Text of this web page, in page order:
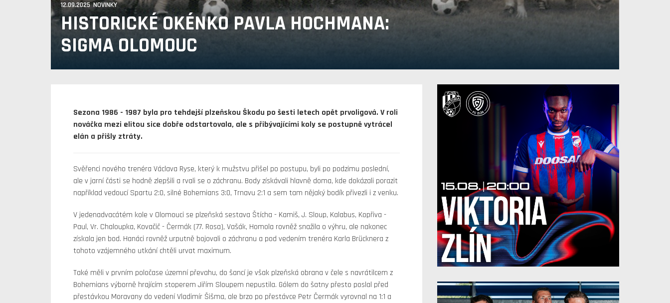
12.09.2025 NOVINKY
HISTORICKÉ OKÉNKO PAVLA HOCHMANA:
SIGMA OLOMOUC
Sezona 1986 - 1987 byla pro tehdejší plzeňskou Škodu po šesti letech opět prvoligová. V roli
nováčka mezi elitou sice dobře odstartovala, ale s přibývajícími koly se postupně vytrácel
elán a přišly ztráty.
Svěřenci nového trenéra Václava Ryse, který k mužstvu přišel po postupu, byli po podzimu poslední,
ale v jarní části se hodně zlepšili a rvali se o záchranu. Body získávali hlavně doma, kde dokázali porazit
například vedoucí Spartu 2:0, silné Bohemians 3:0, Trnavu 2:1 a sem tam nějaký bodík přivezli i z venku.
V jedenadvacátém kole v Olomouci se plzeňská sestava Štícha - Kamiš, J. Sloup, Kalabus, Kopřiva -
Paul, Vr. Chaloupka, Kovačič - Čermák (77. Rosa), Vašák, Homola rovněž snažila o výhru, ale nakonec
získala jen bod. Hanáci rovněž urputně bojovali o záchranu a pod vedením trenéra Karla Brücknera z
tohoto vzájemného utkání chtěli urvat maximum.
Také měli v prvním poločase územní převahu, do šancí je však plzeňská obrana v čele s navrátilcem z
Bohemians výborně hrajícím stoperem Jiřím Sloupem nepustila. Gólem do šatny přesto poslal před
přestávkou Moravany do vedení Vladimír Šišma, ale brzo po přestávce Petr Čermák vyrovnal na 1:1 a